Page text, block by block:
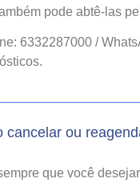
pode abtê-las
6332287000 /
cancelar ou
que você